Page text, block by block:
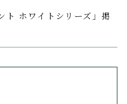
ト ホワイトシリーズ」掲